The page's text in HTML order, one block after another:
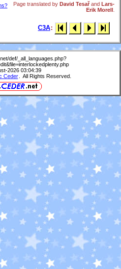
Page translated by David Tesař and Lars-
Erik Morell
C3A:
def/_all_languages.php?
2026 03:04:39
Ceder . All Rights Reserved.